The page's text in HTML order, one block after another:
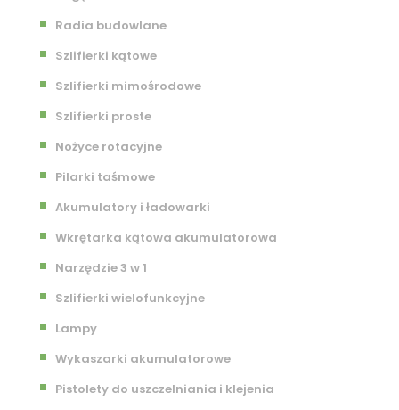
Radia budowlane
Szlifierki kątowe
Szlifierki mimośrodowe
Szlifierki proste
Nożyce rotacyjne
Pilarki taśmowe
Akumulatory i ładowarki
Wkrętarka kątowa akumulatorowa
Narzędzie 3 w 1
Szlifierki wielofunkcyjne
Lampy
Wykaszarki akumulatorowe
Pistolety do uszczelniania i klejenia